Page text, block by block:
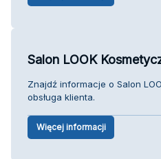
Salon LOOK
Znajdź informacje o Salon
obsługa klienta.
Więcej informacji